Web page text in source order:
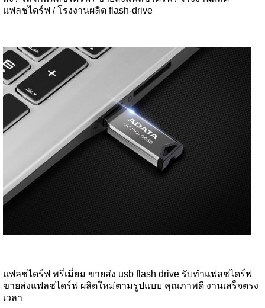
แฟลชไดร์ฟ / โรงงานผลิต flash-drive
แฟลชไดร์ฟ พรี่เมี่ยม ขายส่ง usb flash drive รับทำแฟลชไดร์ฟ
ขายส่งแฟลชไดร์ฟ ผลิตใหม่ตามรูปแบบ คุณภาพดี งานเสร็จตรง
เวลา